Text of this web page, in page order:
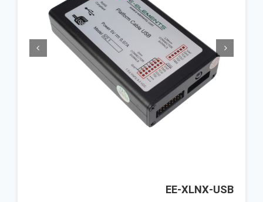
 
EE-XLNX-USB